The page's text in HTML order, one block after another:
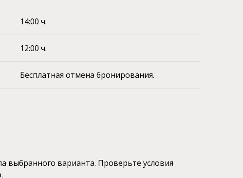
14:00 ч.
12:00 ч.
Бесплатная отмена бронирования.
выбранного варианта. Проверьте условия